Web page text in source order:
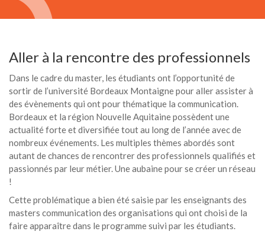
Aller à la rencontre des professionnels
Dans le cadre du master, les étudiants ont l’opportunité de
sortir de l’université Bordeaux Montaigne pour aller assister à
des évènements qui ont pour thématique la communication.
Bordeaux et la région Nouvelle Aquitaine possèdent une
actualité forte et diversifiée tout au long de l’année avec de
nombreux événements. Les multiples thèmes abordés sont
autant de chances de rencontrer des professionnels qualifiés et
passionnés par leur métier. Une aubaine pour se créer un réseau
!
Cette problématique a bien été saisie par les enseignants des
masters communication des organisations qui ont choisi de la
faire apparaître dans le programme suivi par les étudiants.